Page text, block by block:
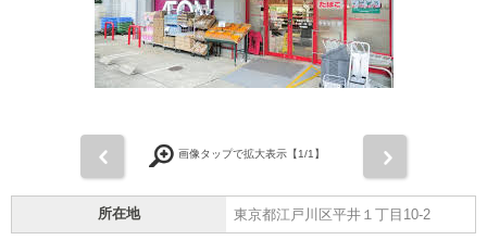
画像タップで拡大表示【1/1】
所在地 東京都江戸川区平井１丁目10-2